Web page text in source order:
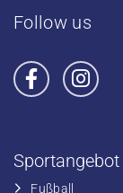
Follow us
Sportangebot
Fußball